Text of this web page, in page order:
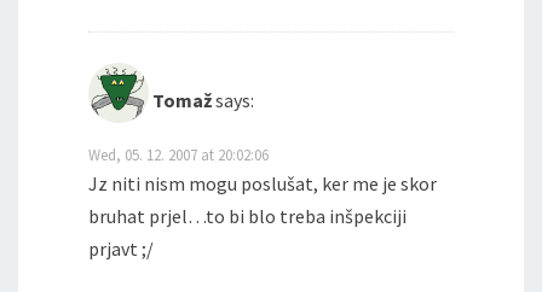
Tomažsays:
Wed, 05. 12. 2007 at 20:02:06
Jz niti nism mogu poslušat, ker me je skor
bruhat prjel…to bi blo treba inšpekciji
prjavt ;/